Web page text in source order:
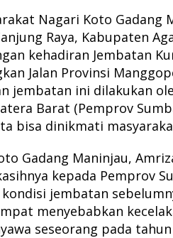
Nagari Koto Gadang
Raya, Kabupaten
kehadiran Jembatan
Jalan Provinsi
jembatan ini dilakukan
Barat (Pemprov
bisa dinikmati
Gadang Maninjau,
kepada Pemprov
jembatan
menyebabkan
seseorang pada tahun